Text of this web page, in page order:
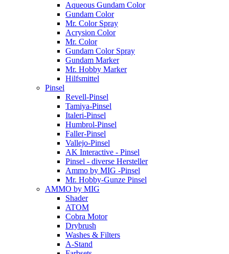
Aqueous Gundam Color
Gundam Color
Mr. Color Spray
Acrysion Color
Mr. Color
Gundam Color Spray
Gundam Marker
Mr. Hobby Marker
Hilfsmittel
Pinsel
Revell-Pinsel
Tamiya-Pinsel
Italeri-Pinsel
Humbrol-Pinsel
Faller-Pinsel
Vallejo-Pinsel
AK Interactive - Pinsel
Pinsel - diverse Hersteller
Ammo by MIG -Pinsel
Mr. Hobby-Gunze Pinsel
AMMO by MIG
Shader
ATOM
Cobra Motor
Drybrush
Washes & Filters
A-Stand